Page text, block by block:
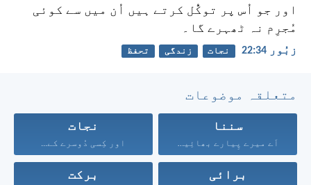
اور جو اُس پر توکُّل کرتے ہیں اُن میں سے کوئی
مُجرِم نہ ٹھہرے گا۔
زبُور 34:‏22 نجات زندگی تحفظ
متعلقہ موضوعات
سننا
اَے میرے پِیارے بھائِیو!...
نجات
اور کِسی دُوسرے کے...
برائی برکت